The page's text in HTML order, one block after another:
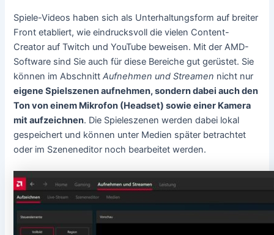
Spiele-Videos haben sich als Unterhaltungsform auf breiter
Front etabliert, wie eindrucksvoll die vielen Content-
Creator auf Twitch und YouTube beweisen. Mit der AMD-
Software sind Sie auch für diese Bereiche gut gerüstet. Sie
können im AbschnittAufnehmen und Streamen nicht nur
eigene Spielszenen aufnehmen, sondern dabei auch den
Ton von einem Mikrofon (Headset) sowie einer Kamera
mit aufzeichnen. Die Spieleszenen werden dabei lokal
gespeichert und können unter Medien später betrachtet
oder im Szeneneditor noch bearbeitet werden.